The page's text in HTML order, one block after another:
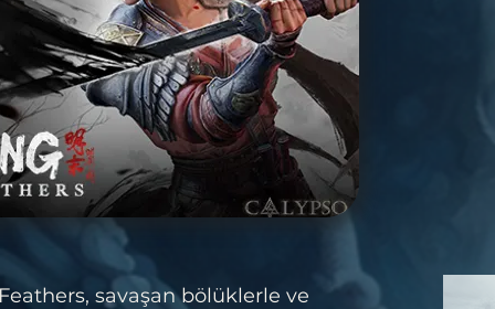
savaşan bölüklerle ve